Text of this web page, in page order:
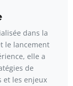
dans la
le lancement
elle a
de
et les enjeux